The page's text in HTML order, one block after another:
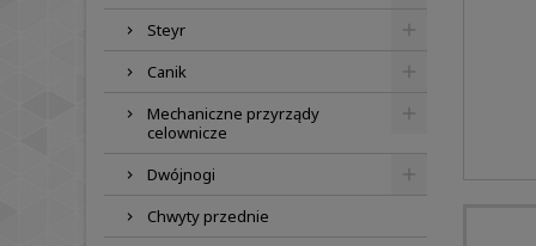
Steyr
Canik
Mechaniczne przyrządy
celownicze
Dwójnogi
Chwyty przednie